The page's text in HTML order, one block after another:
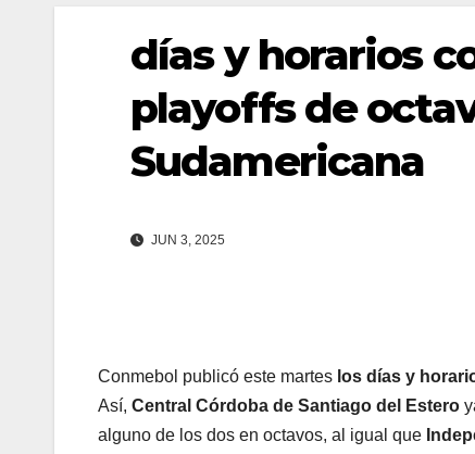
días y horarios
playoffs de
Sudamericana
JUN 3, 2025
Conmebol publicó este martes los días y
Así, Central Córdoba de Santiago del Estero
alguno de los dos en octavos, al igual que